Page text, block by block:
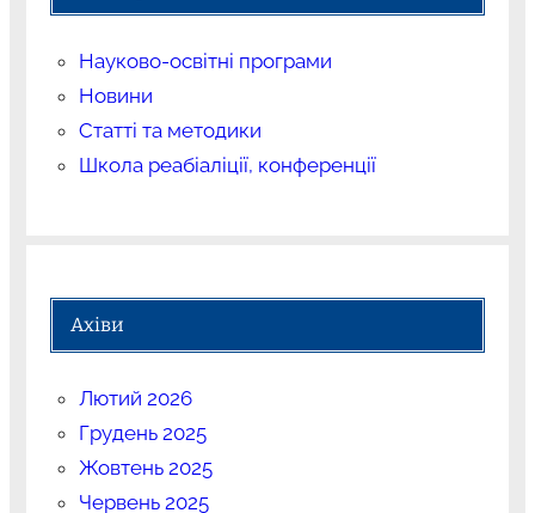
Науково-освітні програми
Новини
Статті та методики
Школа реабіаліції, конференції
Ахіви
Лютий 2026
Грудень 2025
Жовтень 2025
Червень 2025